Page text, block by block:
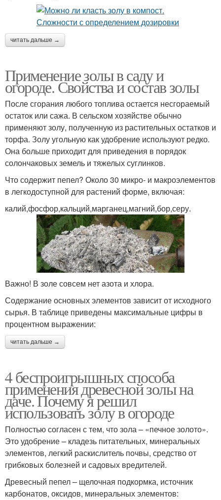
читать дальше →
Применение золы в саду и
огороде. Свойства и состав золы
После сгорания любого топлива остается несгораемый
остаток или сажа. В сельском хозяйстве обычно
применяют золу, полученную из растительных остатков и
торфа. Золу угольную как удобрение используют редко.
Она больше приходит для приведения в порядок
солончаковых земель и тяжелых суглинков.
Что содержит пепел? Около 30 микро- и макроэлементов
в легкодоступной для растений форме, включая:
калий,фосфор,кальций,марганец,магний,бор,серу.
Важно! В золе совсем нет азота и хлора.
Содержание основных элементов зависит от исходного
сырья. В таблице приведены максимальные цифры в
процентном выражении:
читать дальше →
4 беспроигрышных способа
применения древесной золы на
даче. Почему я решил
использовать золу в огороде
Полностью согласен с тем, что зола – «печное золото».
Это удобрение – кладезь питательных, минеральных
элементов, легкий раскислитель почвы, средство от
грибковых болезней и садовых вредителей.
Древесный пепел – щелочная подкормка, источник
карбонатов, оксидов, минеральных элементов: